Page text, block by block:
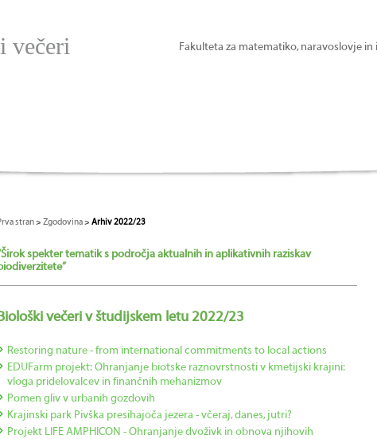
večeri
Fakulteta za matematiko, naravoslovje
stran> Zgodovina> Arhiv 2022/23
spekter tematik s področja aktualnih in aplikativnih raziskav
večeri v študijskem letu 2022/23
Restoring nature - from international commitments to local actions
EDUFarm projekt: Ohranjanje biotske raznovrstnosti v kmetijski krajini:
vloga pridelovalcev in finančnih mehanizmov
Pomen gliv v urbanih gozdovih
Krajinski park Pivška presihajoča jezera - včeraj, danes, jutri?
Projekt LIFE AMPHICON - Ohranjanje dvoživk in obnova njihovih